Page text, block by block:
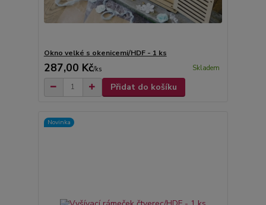
Okno velké s okenicemi/HDF - 1 ks
287,00 Kč/ks Skladem
Přidat do košíku
Novinka